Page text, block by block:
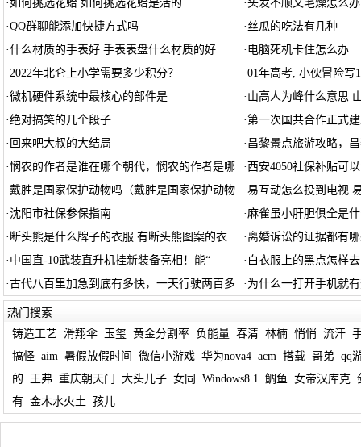
·如何挑选花蛤 如何挑选花蛤是活的 ·头发不顺又毛燥怎么办
·QQ群聊能添加快捷方式吗 · 丝瓜的吃法有几种
·什么材质的手表好 手表表盘什么材质的好 · 电脑死机卡住怎么办
·2022年北仑上小学需要多少积分？ ·01年高考, 小伙冒险写
·微机硬件系统中最核心的部件是 · 山高人为峰什么意思
·绝对搞笑的几个段子 ·第一次国共合作正式
· 回来吧大叔的大结局 · 昌黎景点旅游攻略，
·悯农的作者是谁在哪个朝代，悯农的作者是哪 · 西安4050社保补贴可
·戴胜是国家保护动物吗（戴胜是国家保护动物 ·易互动怎么投到电视
·沈阳市社保参保指南 ·麻雀虽小肝胆俱全是
· 断头熊是什么牌子的衣服 有断头熊图案的衣 · 离婚诉讼的证据都有
· 中国直-10武装直升机挂新装备亮相！能“ · 白衣服上的黑点怎样
·古代八百里加急到底有多快，一天行驶两百多 · 为什么一打开手机就
热门搜索
铸造工艺 滑翔伞 玉玺 黄金分割率 负能量 春清 林楠 悄悄 流汗
搞怪 aim 暑假放假时间 微信小游戏 华为nova4 acm 搭载 哥弟 qq
的
王弗 重庆朝天门 大头儿子 女同 Windows8.1 鲷鱼 女帝汉库克
有 金木水火土 孩儿